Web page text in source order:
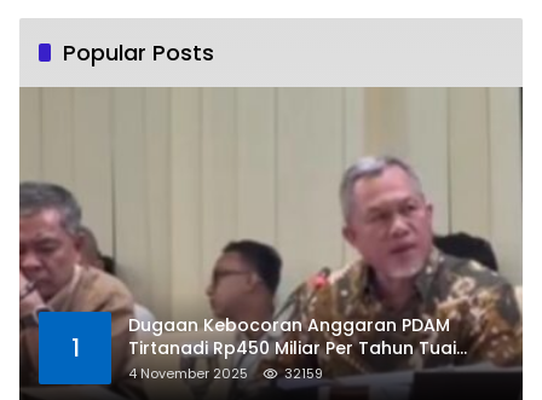
Popular Posts
1
Dugaan Kebocoran Anggaran PDAM
Tirtanadi Rp450 Miliar Per Tahun Tuai
Kritikan
4 November 2025 32159